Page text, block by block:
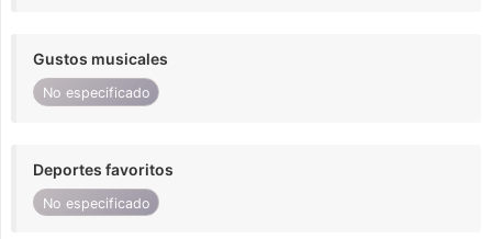
Gustos musicales
No especificado
Deportes favoritos
No especificado